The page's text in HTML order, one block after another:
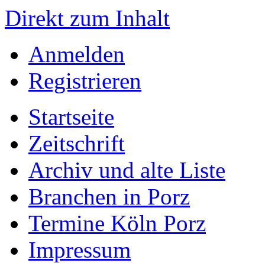
Direkt zum Inhalt
Anmelden
Registrieren
Startseite
Zeitschrift
Archiv und alte Liste
Branchen in Porz
Termine Köln Porz
Impressum